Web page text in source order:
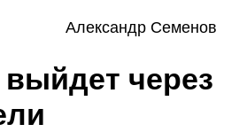
Александр Семенов
через